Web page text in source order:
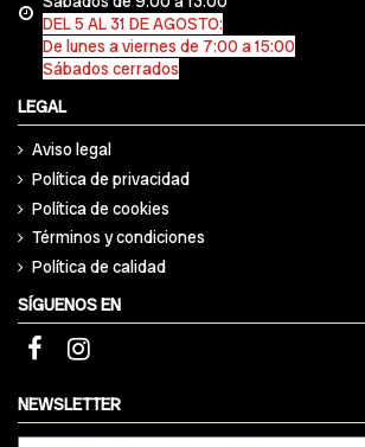
DEL 5 AL 31 DE AGOSTO:
De lunes a viernes de 7:00 a 15:00
Sábados cerrados
LEGAL
Aviso legal
Política de privacidad
Política de cookies
Términos y condiciones
Política de calidad
SÍGUENOS EN
NEWSLETTER